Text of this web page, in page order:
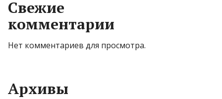
Свежие
комментарии
Нет комментариев для просмотра.
Архивы